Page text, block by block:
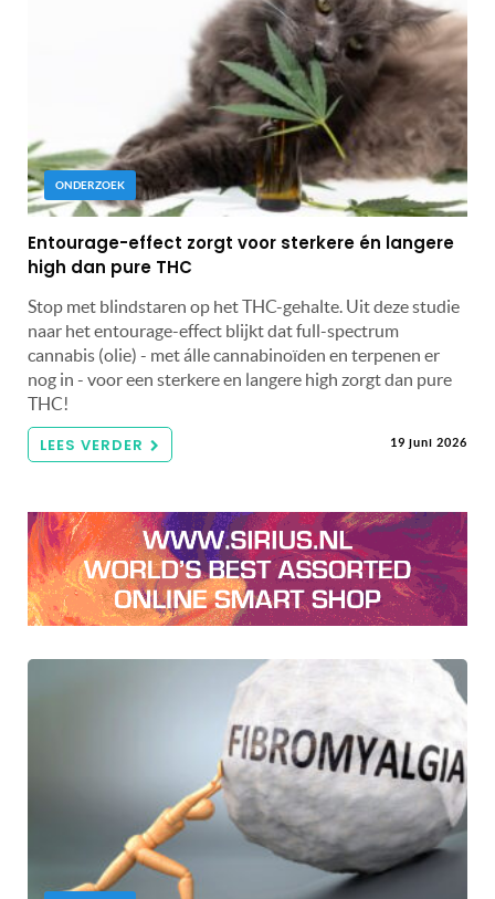
ONDERZOEK
Entourage-effect zorgt voor sterkere én langere
high dan pure THC
Stop met blindstaren op het THC-gehalte. Uit deze studie
naar het entourage-effect blijkt dat full-spectrum
cannabis (olie) - met álle cannabinoïden en terpenen er
nog in - voor een sterkere en langere high zorgt dan pure
THC!
LEES VERDER 19 juni 2026